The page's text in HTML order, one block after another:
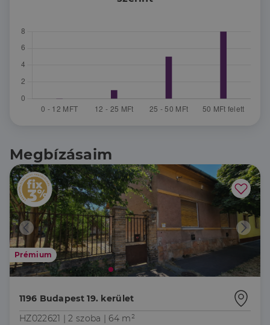
Megbízásaim
Prémium
1196 Budapest 19. kerület
HZ022621 |2 szoba | 64 m²